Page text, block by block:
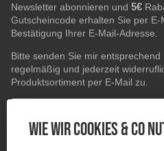
Newsletter abonnieren und 5€
Gutscheincode erhalten Sie per
Bestätigung Ihrer E-Mail-Adresse.
Bitte senden Sie mir entsprechend
regelmäßig und jederzeit
Produktsortiment per E-Mail zu.
Wie wir Cookies & Co